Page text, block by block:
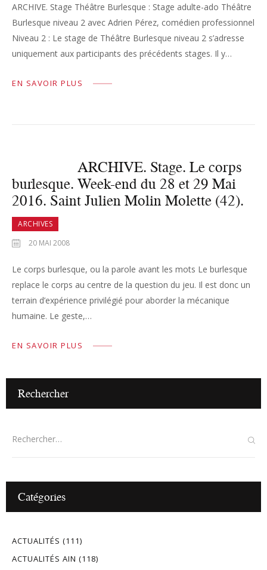
ARCHIVE. Stage Théâtre Burlesque : Stage adulte-ado Théâtre
Burlesque niveau 2 avec Adrien Pérez, comédien professionnel
Niveau 2 : Le stage de Théâtre Burlesque niveau 2 s’adresse
uniquement aux participants des précédents stages. Il y…
EN SAVOIR PLUS
ARCHIVE. Stage. Le corps
burlesque. Week-end du 28 et 29 Mai
2016. Saint Julien Molin Molette (42).
ARCHIVES
20 MAI 2008
Le corps burlesque, ou la parole avant les mots Le burlesque
replace le corps au centre de la question du jeu. Il est donc un
terrain d’expérience privilégié pour aborder la mécanique
humaine. Le geste,…
EN SAVOIR PLUS
Rechercher
Catégories
ACTUALITÉS (111)
ACTUALITÉS AIN (118)